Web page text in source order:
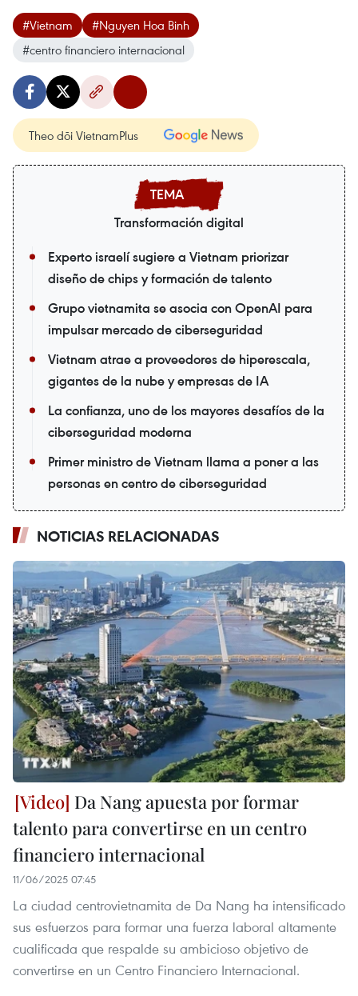
#Vietnam
#Nguyen Hoa Binh
#centro financiero internacional
Theo dõi VietnamPlus
Transformación digital
Experto israelí sugiere a Vietnam priorizar
diseño de chips y formación de talento
Grupo vietnamita se asocia con OpenAI para
impulsar mercado de ciberseguridad
Vietnam atrae a proveedores de hiperescala,
gigantes de la nube y empresas de IA
La confianza, uno de los mayores desafíos de la
ciberseguridad moderna
Primer ministro de Vietnam llama a poner a las
personas en centro de ciberseguridad
NOTICIAS RELACIONADAS
Da Nang apuesta por formar
talento para convertirse en un centro
financiero internacional
11/06/2025 07:45
La ciudad centrovietnamita de Da Nang ha intensificado
sus esfuerzos para formar una fuerza laboral altamente
cualificada que respalde su ambicioso objetivo de
convertirse en un Centro Financiero Internacional.